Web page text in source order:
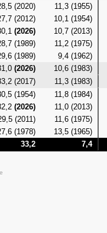
(2020)
11,3 (1955)
(2012)
10,1 (1954)
(2026)
10,7 (2013)
(1989)
11,2 (1975)
(1989)
9,4 (1962)
(2026)
10,6 (1983)
(2017)
11,3 (1983)
(1954)
11,8 (1984)
(2026)
11,0 (2013)
(2011)
11,6 (1975)
(1978)
13,5 (1965)
33,2 7,4